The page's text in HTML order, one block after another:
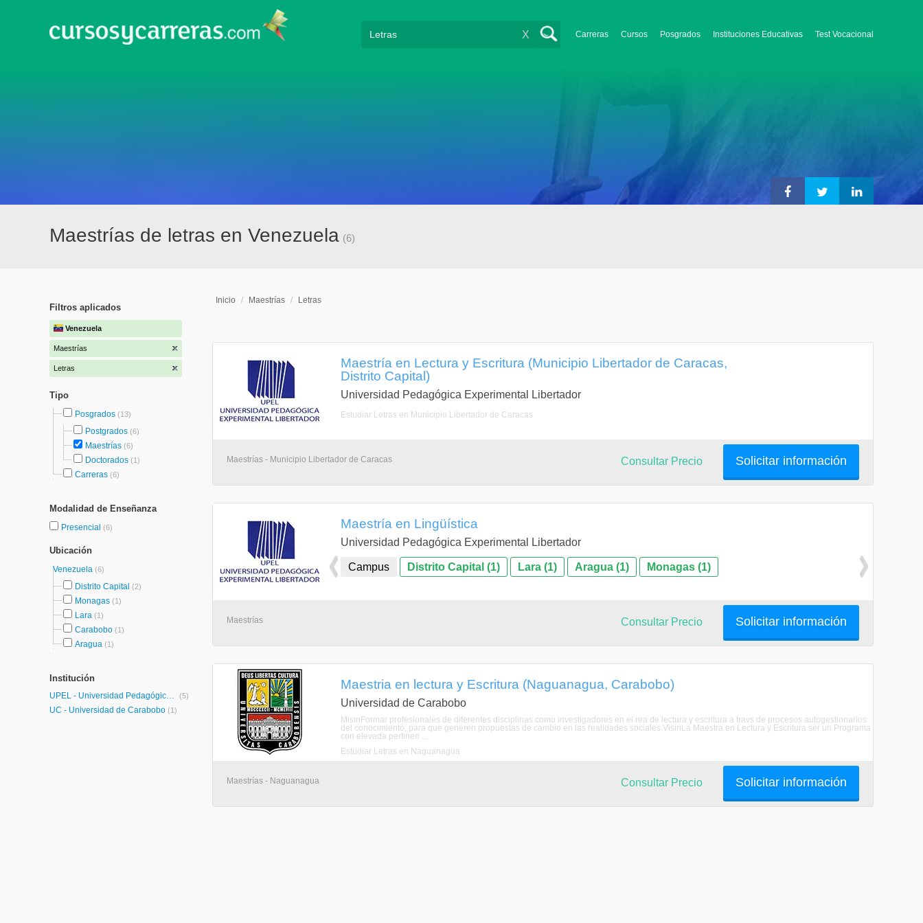
Carreras Cursos Posgrados Instituciones Educativas Test Vocacional
X
Maestrías de letras en Venezuela (6)
Filtros aplicados
Venezuela
Maestrías
Letras
Tipo
Posgrados (13)
Postgrados (6)
Maestrías (6)
Doctorados (1)
Carreras (6)
Modalidad de Enseñanza
Presencial (6)
Ubicación
Venezuela (6)
Distrito Capital (2)
Monagas (1)
Lara (1)
Carabobo (1)
Aragua (1)
Institución
UPEL - Universidad Pedagógica Experimental Libertador (5)
UC - Universidad de Carabobo (1)
Inicio / Maestrías / Letras
Maestría en Lectura y Escritura (Municipio Libertador de Caracas,
Distrito Capital)
Universidad Pedagógica Experimental Libertador
Estudiar Letras en Municipio Libertador de Caracas
Maestrías - Municipio Libertador de Caracas Solicitar información
Consultar Precio
Maestría en Lingüística
Universidad Pedagógica Experimental Libertador
Campus Distrito Capital (1) Lara (1) Aragua (1) Monagas (1)
Maestrías Solicitar información
Consultar Precio
Maestria en lectura y Escritura (Naguanagua, Carabobo)
Universidad de Carabobo
MisinFormar profesionales de diferentes disciplinas como investigadores en el rea de lectura y escritura a travs de procesos autogestionarios
del conocimiento, para que generen propuestas de cambio en las realidades sociales.VisinLa Maestra en Lectura y Escritura ser un Programa
con elevada pertinen ...
Estudiar Letras en Naguanagua
Maestrías - Naguanagua Solicitar información
Consultar Precio